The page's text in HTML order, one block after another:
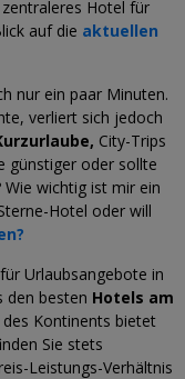
Hotel für
auf die aktuellen
nur ein paar Minuten.
verliert sich jedoch
City-Trips
günstiger oder sollte
Wie wichtig ist mir ein
Hotel oder will
Urlaubsangebote in
den besten Hotels am
Kontinents bietet
Sie stets
Leistungs-Verhältnis